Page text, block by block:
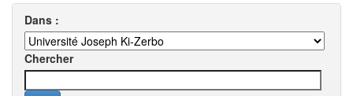
Dans :
Chercher